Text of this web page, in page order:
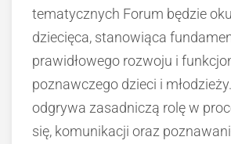
tematycznych Forum będzie
dziecięca, stanowiąca
prawidłowego rozwoju i
poznawczego dzieci i
odgrywa zasadniczą rolę w
się, komunikacji oraz